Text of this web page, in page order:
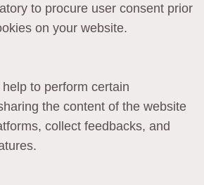
to procure user consent prior
on your website.
to perform certain
the content of the website
collect feedbacks, and